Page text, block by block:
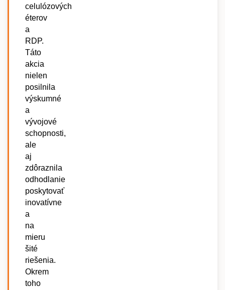
celulózových
éterov
a
RDP.
Táto
akcia
nielen
posilnila
výskumné
a
vývojové
schopnosti,
ale
aj
zdôraznila
odhodlanie
poskytovať
inovatívne
a
na
mieru
šité
riešenia.
Okrem
toho